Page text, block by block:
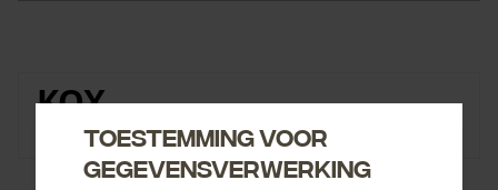
KOX
Naar de merkenshop van KOX
Toestemming voor
gegevensverwerking